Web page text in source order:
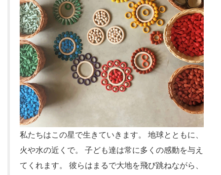
私たちはこの星で生きていきます。 地球とともに、
火や水の近くで。 子ども達は常に多くの感動を与え
てくれます。 彼らはまるで大地を飛び跳ねながら、